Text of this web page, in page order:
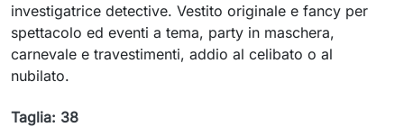
investigatrice detective. Vestito originale e fancy per
spettacolo ed eventi a tema, party in maschera,
carnevale e travestimenti, addio al celibato o al
nubilato.
Taglia: 38